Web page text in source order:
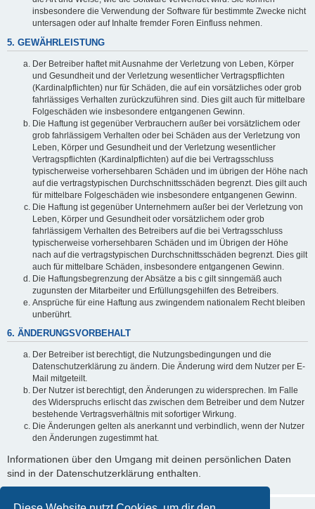
insbesondere die Verwendung der Software für bestimmte Zwecke nicht
untersagen oder auf Inhalte fremder Foren Einfluss nehmen.
5. GEWÄHRLEISTUNG
Der Betreiber haftet mit Ausnahme der Verletzung von Leben, Körper
und Gesundheit und der Verletzung wesentlicher Vertragspflichten
(Kardinalpflichten) nur für Schäden, die auf ein vorsätzliches oder grob
fahrlässiges Verhalten zurückzuführen sind. Dies gilt auch für mittelbare
Folgeschäden wie insbesondere entgangenen Gewinn.
Die Haftung ist gegenüber Verbrauchern außer bei vorsätzlichem oder
grob fahrlässigem Verhalten oder bei Schäden aus der Verletzung von
Leben, Körper und Gesundheit und der Verletzung wesentlicher
Vertragspflichten (Kardinalpflichten) auf die bei Vertragsschluss
typischerweise vorhersehbaren Schäden und im übrigen der Höhe nach
auf die vertragstypischen Durchschnittsschäden begrenzt. Dies gilt auch
für mittelbare Folgeschäden wie insbesondere entgangenen Gewinn.
Die Haftung ist gegenüber Unternehmern außer bei der Verletzung von
Leben, Körper und Gesundheit oder vorsätzlichem oder grob
fahrlässigem Verhalten des Betreibers auf die bei Vertragsschluss
typischerweise vorhersehbaren Schäden und im Übrigen der Höhe
nach auf die vertragstypischen Durchschnittsschäden begrenzt. Dies gilt
auch für mittelbare Schäden, insbesondere entgangenen Gewinn.
Die Haftungsbegrenzung der Absätze a bis c gilt sinngemäß auch
zugunsten der Mitarbeiter und Erfüllungsgehilfen des Betreibers.
Ansprüche für eine Haftung aus zwingendem nationalem Recht bleiben
unberührt.
6. ÄNDERUNGSVORBEHALT
Der Betreiber ist berechtigt, die Nutzungsbedingungen und die
Datenschutzerklärung zu ändern. Die Änderung wird dem Nutzer per E-
Mail mitgeteilt.
Der Nutzer ist berechtigt, den Änderungen zu widersprechen. Im Falle
des Widerspruchs erlischt das zwischen dem Betreiber und dem Nutzer
bestehende Vertragsverhältnis mit sofortiger Wirkung.
Die Änderungen gelten als anerkannt und verbindlich, wenn der Nutzer
den Änderungen zugestimmt hat.
Informationen über den Umgang mit deinen persönlichen Daten
sind in der Datenschutzerklärung enthalten.